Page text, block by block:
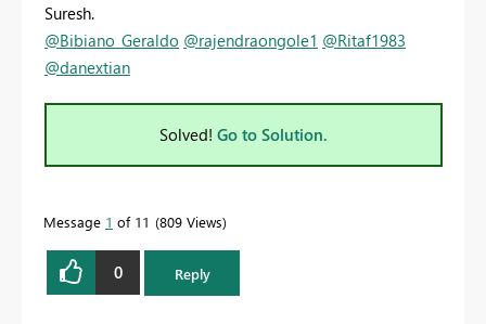
Suresh.
@Bibiano_Geraldo @rajendraongole1 @Ritaf1983
@danextian
Solved! Go to Solution.
Message 1 of 11 809 Views
0 Reply